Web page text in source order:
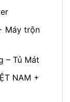
Máy trộn
– Tủ Mát
NAM +